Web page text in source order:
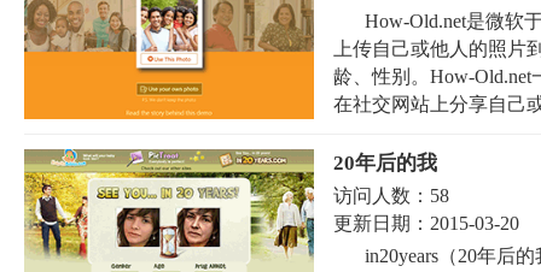
How-Old.net是微软
上传自己或他人的照片
龄、性别。How-
在社交网站上分享自己
20年后的我
访问人数： 58
更新日期： 2015-03-20
in20years（20年后